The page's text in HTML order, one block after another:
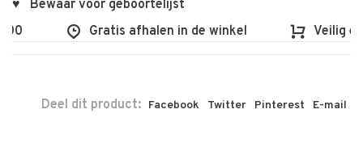
♥ Bewaar voor geboortelijst
Gratis afhalen in de winkel Veilig
Deel dit product: Facebook Twitter Pinterest E-mail